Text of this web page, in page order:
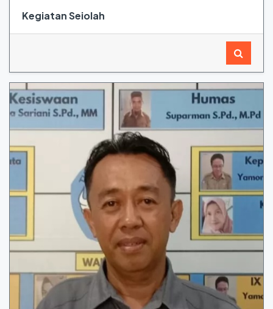
Kegiatan Seiolah